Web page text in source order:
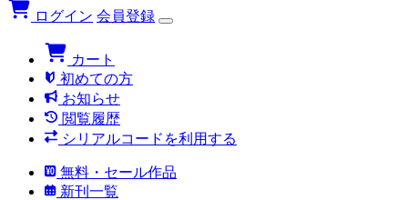
ログイン 会員登録
カート
初めての方
お知らせ
閲覧履歴
シリアルコードを利用する
無料・セール作品
新刊一覧